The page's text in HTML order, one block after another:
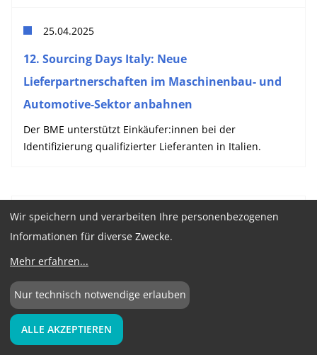
25.04.2025
12. Sourcing Days Italy: Neue
Lieferpartnerschaften im Maschinenbau- und
Automotive-Sektor anbahnen
Der BME unterstützt Einkäufer:innen bei der
Identifizierung qualifizierter Lieferanten in Italien.
Wir speichern und verarbeiten Ihre personenbezogenen
Informationen für diverse Zwecke.
Mehr erfahren...
Nur technisch notwendige erlauben
ALLE AKZEPTIEREN